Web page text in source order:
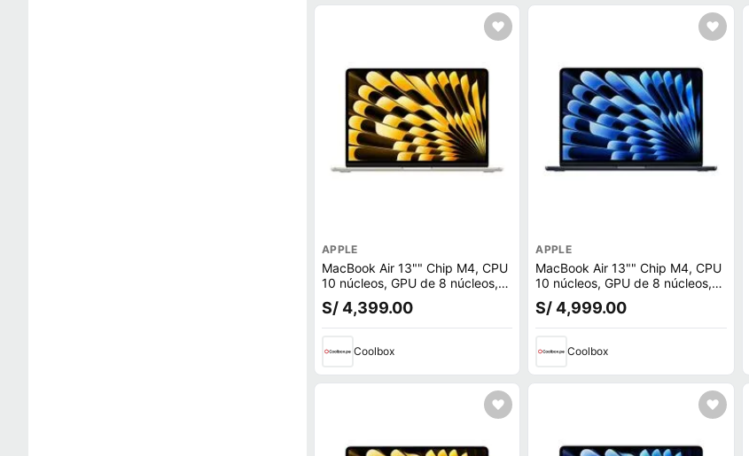
APPLE
MacBook Air 13"" Chip M4, CPU
10 núcleos, GPU de 8 núcleos,
256GB SSD, 16GB RAM, macOS,
starlight
S/ 4,399.00
Coolbox
APPLE
MacBook Air 13"" Chip M4, CPU
10 núcleos, GPU de 8 núcleos,
256GB SSD, 16GB RAM, macOS,
midnight
S/ 4,999.00
Coolbox